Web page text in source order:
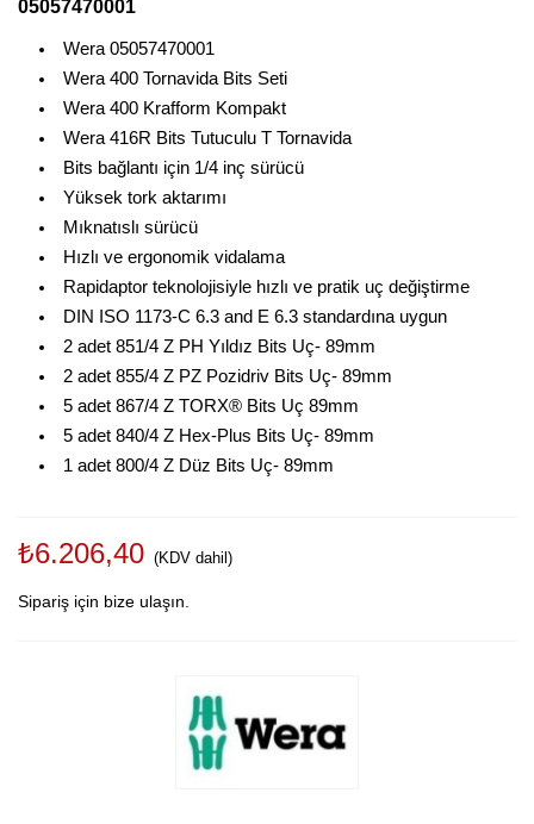
05057470001
Wera 05057470001
Wera 400 Tornavida Bits Seti
Wera 400 Krafform Kompakt
Wera 416R Bits Tutuculu T Tornavida
Bits bağlantı için 1/4 inç sürücü
Yüksek tork aktarımı
Mıknatıslı sürücü
Hızlı ve ergonomik vidalama
Rapidaptor teknolojisiyle hızlı ve pratik uç değiştirme
DIN ISO 1173-C 6.3 and E 6.3 standardına uygun
2 adet 851/4 Z PH Yıldız Bits Uç- 89mm
2 adet 855/4 Z PZ Pozidriv Bits Uç- 89mm
5 adet 867/4 Z TORX® Bits Uç 89mm
5 adet 840/4 Z Hex-Plus Bits Uç- 89mm
1 adet 800/4 Z Düz Bits Uç- 89mm
₺6.206,40 (KDV dahil)
Sipariş için bize ulaşın.